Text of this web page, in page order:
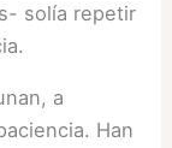
solía repetir
a
Han